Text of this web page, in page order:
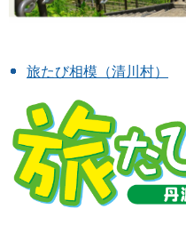
旅たび相模（清川村）